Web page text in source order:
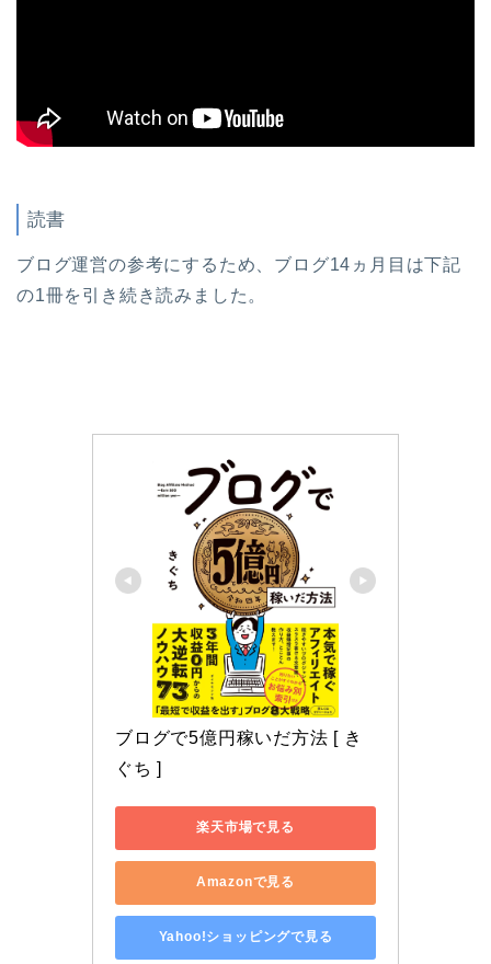
読書
ブログ運営の参考にするため、ブログ14ヵ月目は下記
の1冊を引き続き読みました。
ブログで5億円稼いだ方法 [ き
ぐち ]
楽天市場で見る
Amazonで見る
Yahoo!ショッピングで見る